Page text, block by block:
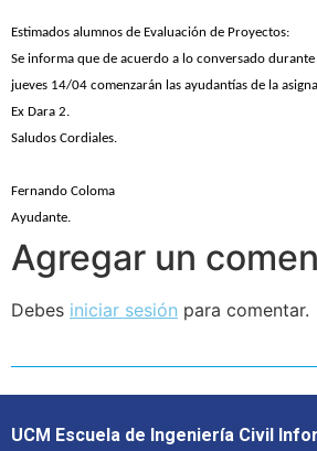
Estimados alumnos de Evaluación de Proyectos:
Se informa que de acuerdo a lo conversado durante
jueves 14/04 comenzarán las ayudantías de la
Ex Dara 2.
Saludos Cordiales.
Fernando Coloma
Ayudante.
Agregar un
Debes iniciar sesión para comentar.
UCM Escuela de Ingeniería Civil